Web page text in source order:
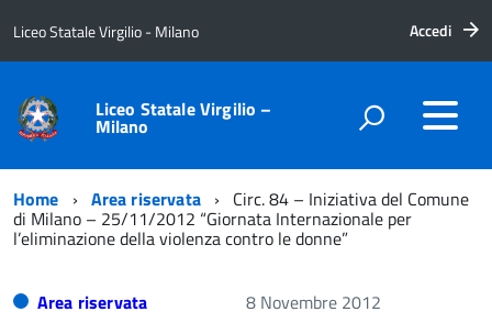
Liceo Statale Virgilio - Milano Accedi
Liceo Statale Virgilio –
Milano
Home Area riservata Circ. 84 – Iniziativa del Comune
di Milano – 25/11/2012 “Giornata Internazionale per
l’eliminazione della violenza contro le donne”
Area riservata 8 Novembre 2012